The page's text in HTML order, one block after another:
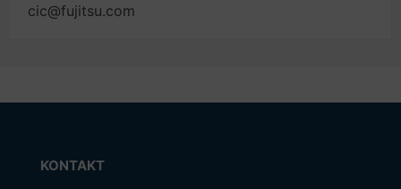
cic@fujitsu.com
KONTAKT